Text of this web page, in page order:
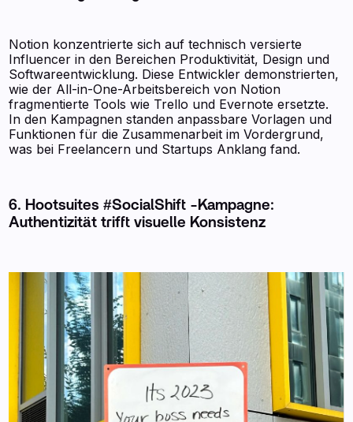
Notion konzentrierte sich auf technisch versierte
Influencer in den Bereichen Produktivität, Design und
Softwareentwicklung. Diese Entwickler demonstrierten,
wie der All-in-One-Arbeitsbereich von Notion
fragmentierte Tools wie Trello und Evernote ersetzte.
In den Kampagnen standen anpassbare Vorlagen und
Funktionen für die Zusammenarbeit im Vordergrund,
was bei Freelancern und Startups Anklang fand.
6. Hootsuites #SocialShift -Kampagne:
Authentizität trifft visuelle Konsistenz